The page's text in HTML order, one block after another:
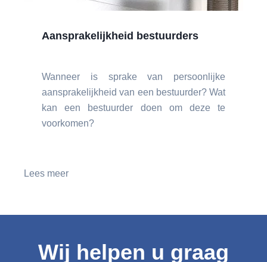
Aansprakelijkheid bestuurders
Wanneer is sprake van persoonlijke
aansprakelijkheid van een bestuurder? Wat
kan een bestuurder doen om deze te
voorkomen?
Lees meer
Wij helpen u graag